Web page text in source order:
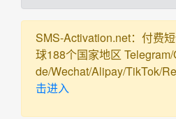
SMS-Activation.net：付费
球188个国家地区
de/Wechat/Alipay/TikTok/
击进入